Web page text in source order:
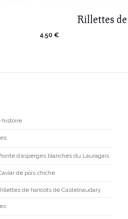
Rillettes
4.50 €
histoire
d’asperges blanches du Lauragais
de pois chiche
de haricots de Castelnaudary